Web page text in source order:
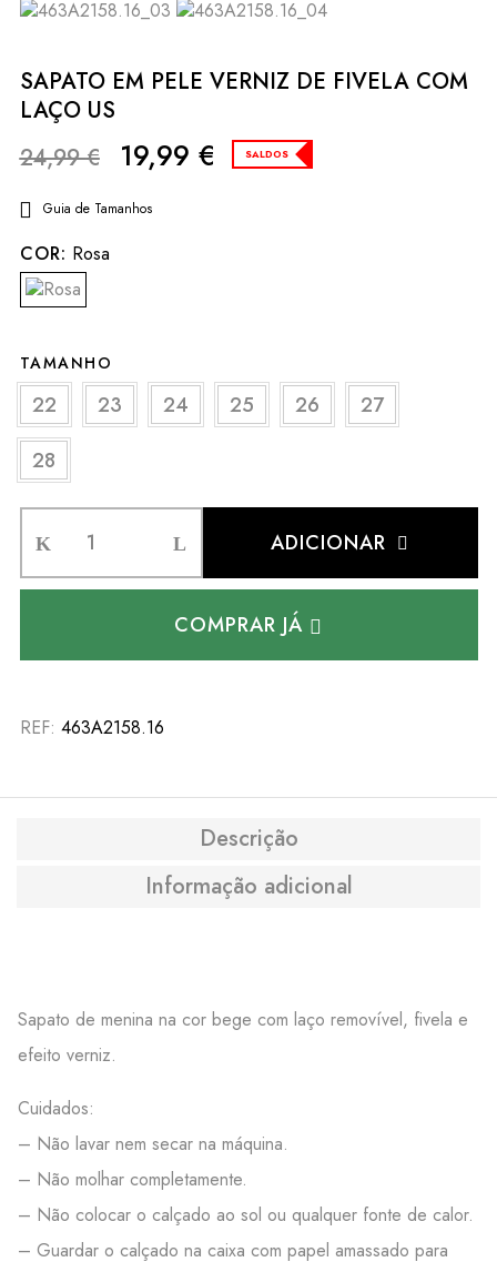
SAPATO EM PELE VERNIZ DE FIVELA COM
LAÇO US
24,99€ 19,99 € SALDOS
Guia de Tamanhos
COR: Rosa
TAMANHO
22 23 24 25 26
27
28
ADICIONAR
COMPRAR JÁ
REF: 463A2158.16
Descrição
Informação adicional
Sapato de menina na cor bege com laço removível, fivela e
efeito verniz.
Cuidados:
– Não lavar nem secar na máquina.
– Não molhar completamente.
– Não colocar o calçado ao sol ou qualquer fonte de calor.
– Guardar o calçado na caixa com papel amassado para